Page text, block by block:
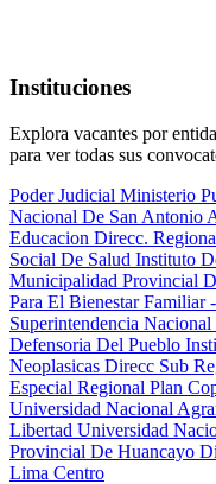
Instituciones
Explora vacantes por
para ver todas sus
Poder Judicial Ministerio
Nacional De San Antonio
Educacion Direcc.
Social De Salud Instituto
Municipalidad Provincial
Para El Bienestar Familiar
Superintendencia
Defensoria Del Pueblo
Neoplasicas Direcc Sub
Especial Regional Plan
Universidad Nacional
Libertad Universidad
Provincial De Huancayo
Lima Centro